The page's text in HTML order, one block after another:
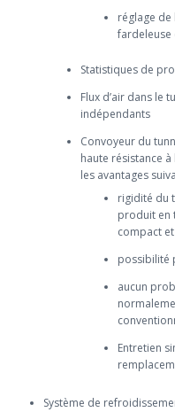
réglage de
Statistiques de
Flux d’air dans le
indépendants
Convoyeur du
haute résistance
les avantages
rigidité du
produit en
compact
possibilité
aucun
Entretien
Système de